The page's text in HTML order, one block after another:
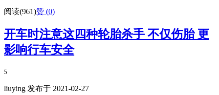
阅读(961)赞 (0)
开车时注意这四种轮胎杀手 不仅伤胎 更
影响行车安全
5
liuying 发布于 2021-02-27